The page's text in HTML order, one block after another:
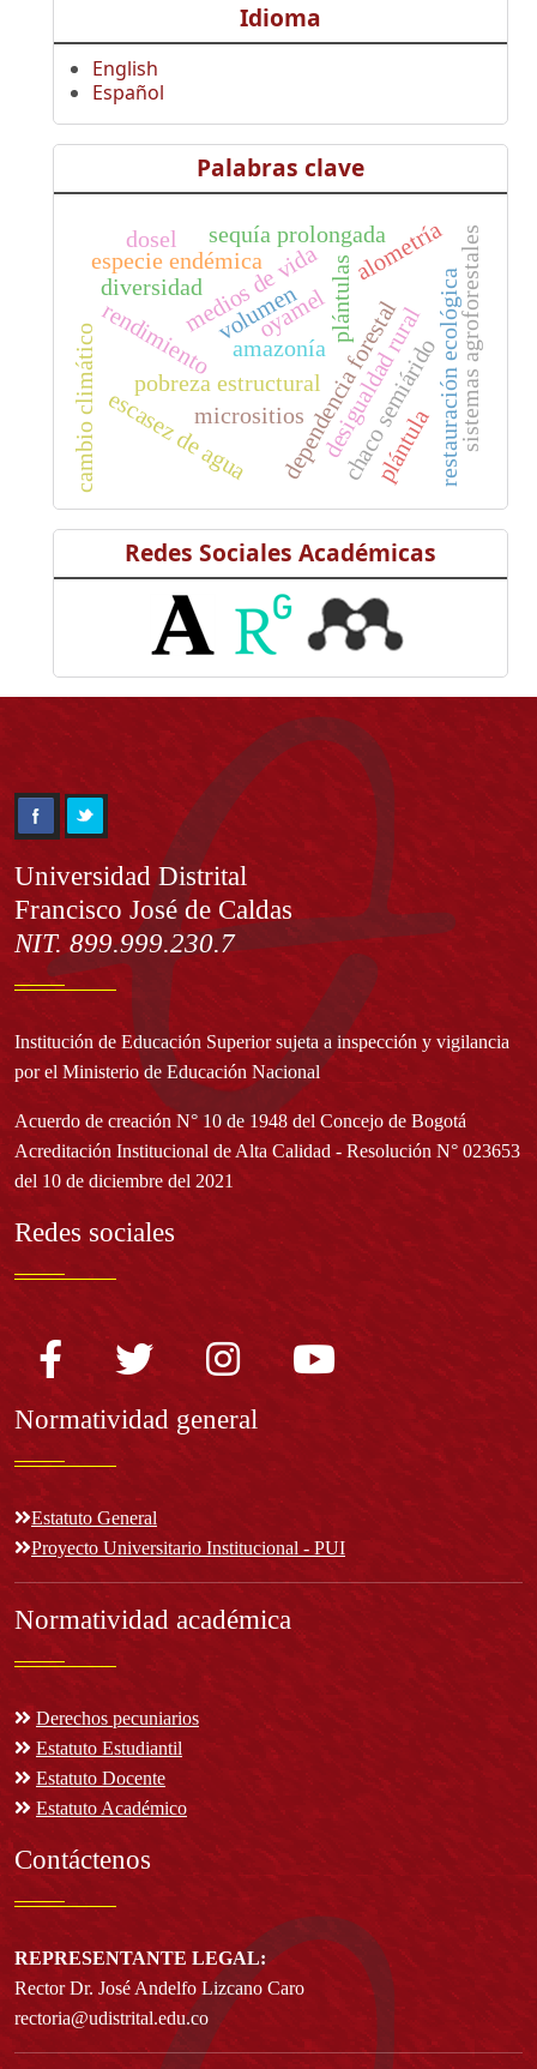
Idioma
English
Español
Palabras clave
amazoníadependencia forestal
desigualdad rural
medios de vida
pobreza estructural chaco semiárido
micrositios restauración ecológica
rendimiento sistemas agroforestales
volumen
cambio climáticoescasez de agua
especie endémica
oyamelplántulas
sequía prolongada
diversidad
dosel
plántula
alometría
Redes Sociales Académicas
Información
Universidad Distrital
Francisco José de Caldas
NIT. 899.999.230.7
Institución de Educación Superior sujeta a inspección y vigilancia
por el Ministerio de Educación Nacional
Acuerdo de creación N° 10 de 1948 del Concejo de Bogotá
Acreditación Institucional de Alta Calidad - Resolución N° 023653
del 10 de diciembre del 2021
Redes sociales
Normatividad general
Estatuto General
Proyecto Universitario Institucional - PUI
Normatividad académica
Derechos pecuniarios
Estatuto Estudiantil
Estatuto Docente
Estatuto Académico
Contáctenos
REPRESENTANTE LEGAL:
Rector Dr. José Andelfo Lizcano Caro
rectoria@udistrital.edu.co